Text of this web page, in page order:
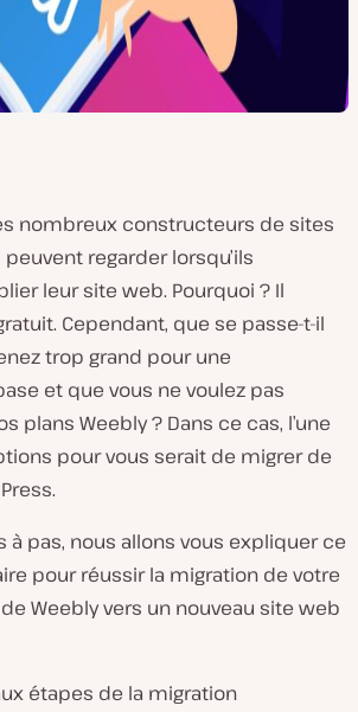
nombreux constructeurs de sites
regarder lorsqu’ils
leur site web. Pourquoi ? Il
Cependant, que se passe-t-il
trop grand pour une
et que vous ne voulez pas
plans Weebly ? Dans ce cas, l’une
pour vous serait de migrer de
à pas, nous allons vous expliquer ce
pour réussir la migration de votre
Weebly vers un nouveau site web
étapes de la migration